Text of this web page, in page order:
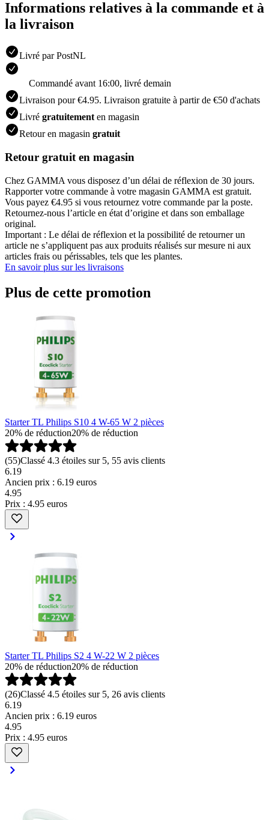
Informations relatives à la commande et à
la livraison
Livré par PostNL
Commandé avant 16:00, livré demain
Livraison pour €4.95. Livraison gratuite à partir de €50 d'achats
Livré gratuitement en magasin
Retour en magasin gratuit
Retour gratuit en magasin
Chez GAMMA vous disposez d’un délai de réflexion de 30 jours.
Rapporter votre commande à votre magasin GAMMA est gratuit.
Vous payez €4.95 si vous retournez votre commande par la poste.
Retournez-nous l’article en état d’origine et dans son emballage
original.
Important : Le délai de réflexion et la possibilité de retourner un
article ne s’appliquent pas aux produits réalisés sur mesure ni aux
articles frais ou périssables, tels que les plantes.
En savoir plus sur les livraisons
Plus de cette promotion
Starter TL Philips S10 4 W-65 W 2 pièces
20% de réduction20% de réduction
(55)Classé 4.3 étoiles sur 5, 55 avis clients
6.19
Ancien prix : 6.19 euros
4.95
Prix : 4.95 euros
Starter TL Philips S2 4 W-22 W 2 pièces
20% de réduction20% de réduction
(26)Classé 4.5 étoiles sur 5, 26 avis clients
6.19
Ancien prix : 6.19 euros
4.95
Prix : 4.95 euros